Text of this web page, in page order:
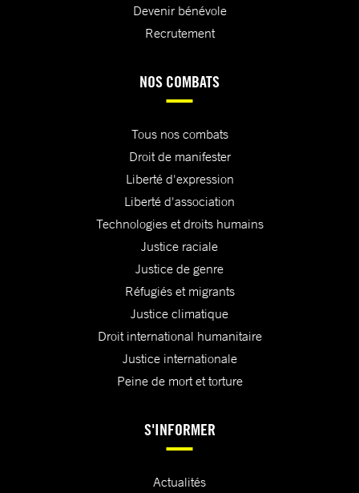
Devenir bénévole
Recrutement
NOS COMBATS
Tous nos combats
Droit de manifester
Liberté d'expression
Liberté d'association
Technologies et droits humains
Justice raciale
Justice de genre
Réfugiés et migrants
Justice climatique
Droit international humanitaire
Justice internationale
Peine de mort et torture
S'INFORMER
Actualités